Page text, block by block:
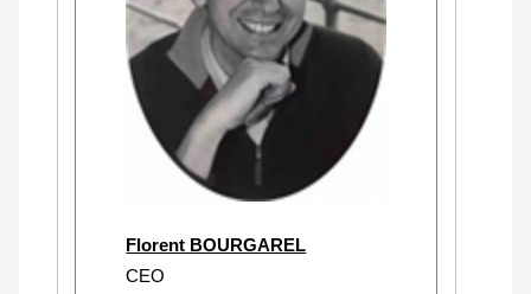
Florent BOURGAREL
CEO